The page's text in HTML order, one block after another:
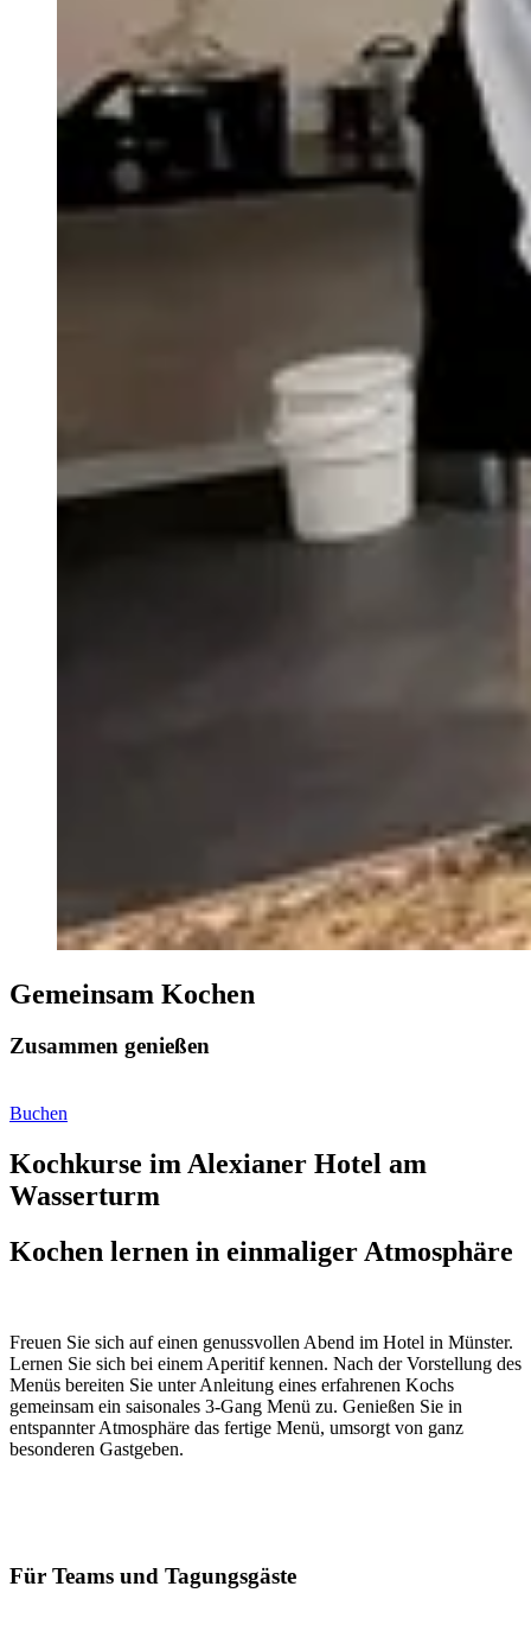
Gemeinsam Kochen
Zusammen genießen
Buchen
Kochkurse im Alexianer Hotel am
Wasserturm
Kochen lernen in einmaliger Atmosphäre
Freuen Sie sich auf einen genussvollen Abend im Hotel in Münster.
Lernen Sie sich bei einem Aperitif kennen. Nach der Vorstellung des
Menüs bereiten Sie unter Anleitung eines erfahrenen Kochs
gemeinsam ein saisonales 3-Gang Menü zu. Genießen Sie in
entspannter Atmosphäre das fertige Menü, umsorgt von ganz
besonderen Gastgeben.
Für Teams und Tagungsgäste